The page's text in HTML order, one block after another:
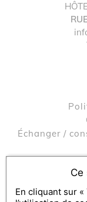
Échanger /
Console
Ce
En cliquant sur